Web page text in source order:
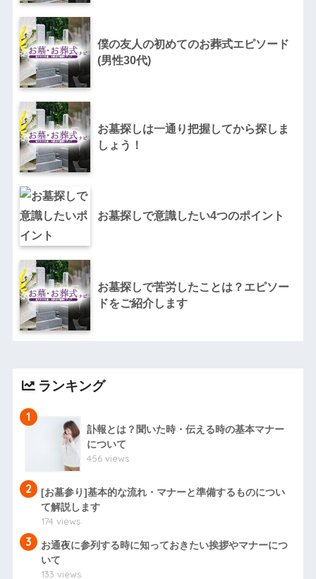
僕の友人の初めてのお葬式エピソード
(男性30代)
お墓探しは一通り把握してから探しま
しょう！
お墓探しで意識したい4つのポイント
お墓探しで苦労したことは？エピソー
ドをご紹介します
ランキング
1
訃報とは？聞いた時・伝える時の基本マナー
について
456 views
2
[お墓参り]基本的な流れ・マナーと準備するものについ
て解説します
174 views
3
お通夜に参列する時に知っておきたい挨拶やマナーにつ
いて
133 views